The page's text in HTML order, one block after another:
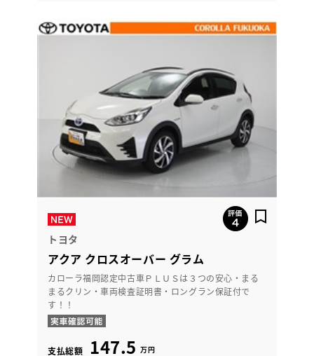
トヨタ
アクア クロスオーバー グラム
カローラ福岡認定中古車ＰＬＵＳは３つの安心・まる
まるクリン・車両検査証明書・ロングラン保証付で
す！！
支払総額 147.5 万円